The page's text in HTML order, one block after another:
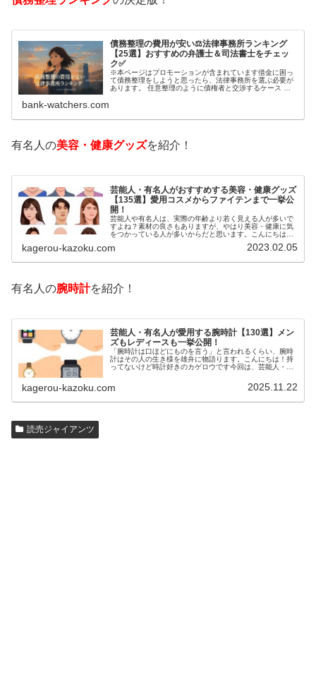
債務整理の費用が安い⚖️法律事務所ランキング
【25選】おすすめの弁護士＆司法書士をチェッ
ク✅
※本ページはプロモーションが含まれています借金に困っ
て債務整理をしようと思ったら、法律事務所を選ぶ必要が
あります。 任意整理のように債権者と交渉するケース 自
bank-watchers.com
有名人の美容・健康グッズを紹介！
芸能人・有名人がおすすめする美容・健康グッズ
【135選】愛用コスメからファイテンまで一挙公
開！
芸能人や有名人は、実際の年齢より若く見える人が多いで
すよね？素材の良さもありますが、やはり美容・健康に気
をつかっている人が多いからだと思います。こんにちは！
いるのでしょうか？今回は、芸能人…
kagerou-kazoku.com 2023.02.05
有名人の腕時計を紹介！
芸能人・有名人が愛用する腕時計【130選】メン
ズもレディースも一挙公開！
「腕時計は口ほどにものを言う」と言われるくらい、腕時
計はその人の生き様を雄弁に物語ります。こんにちは！持
ってないけど時計好きのカゲロウです今回は、芸能人・有
kagerou-kazoku.com 2025.11.22
読売ジャイアンツ